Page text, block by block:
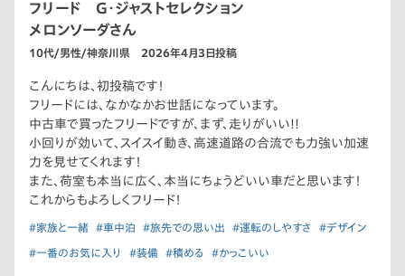
フリード G・ジャストセレクション
メロンソーダさん
10代/男性/神奈川県 2026年4月3日投稿
こんにちは、初投稿です！
フリードには、なかなかお世話になっています。
中古車で買ったフリードですが、まず、走りがいい!!
小回りが効いて、スイスイ動き、高速道路の合流でも力強い加速
力を見せてくれます！
また、荷室も本当に広く、本当にちょうどいい車だと思います！
これからもよろしくフリード！
#家族と一緒 #車中泊 #旅先での思い出 #運転のしやすさ #デザイン
#一番のお気に入り #装備 #積める #かっこいい